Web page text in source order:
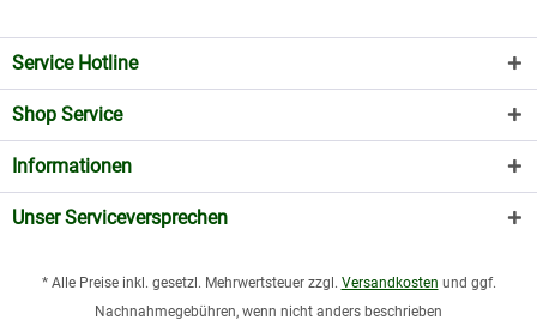
Service Hotline
Shop Service
Informationen
Unser Serviceversprechen
* Alle Preise inkl. gesetzl. Mehrwertsteuer zzgl. Versandkosten und ggf.
Nachnahmegebühren, wenn nicht anders beschrieben